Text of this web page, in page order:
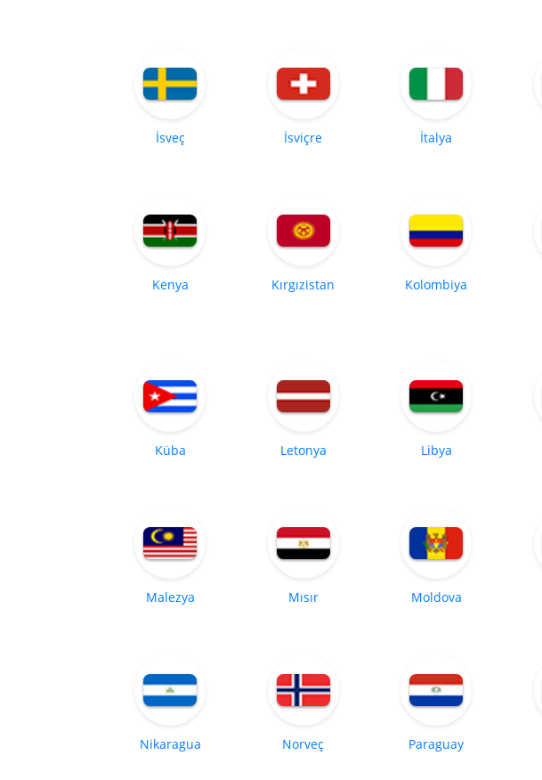
İsveç İsviçre İtalya
Kenya Kırgızistan Kolombiya
Küba Letonya Libya
Malezya Mısır Moldova
Nikaragua Norveç Paraguay